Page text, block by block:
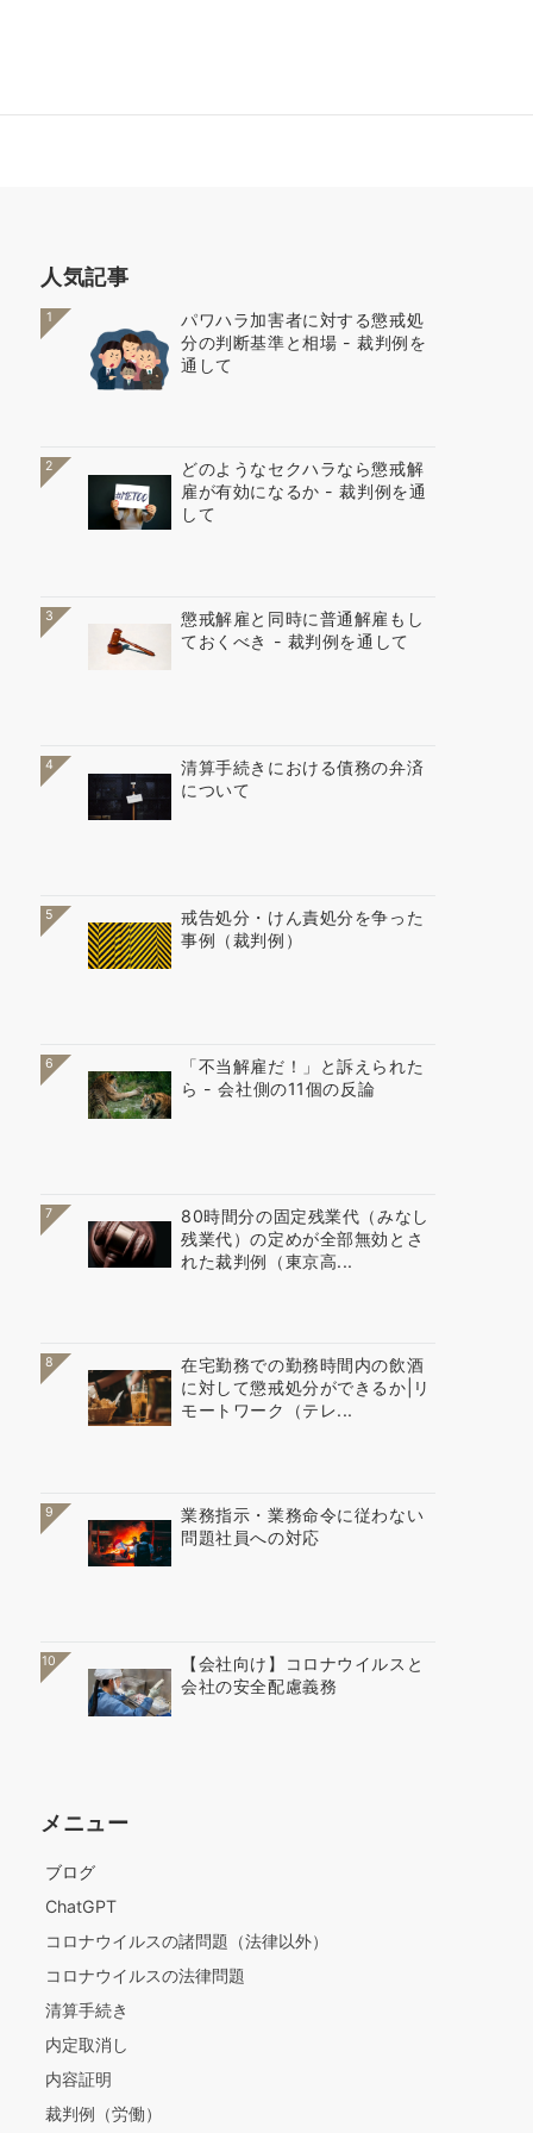
人気記事
1
パワハラ加害者に対する懲戒処
分の判断基準と相場 - 裁判例を
通して
2
どのようなセクハラなら懲戒解
雇が有効になるか - 裁判例を通
して
3
懲戒解雇と同時に普通解雇もし
ておくべき - 裁判例を通して
4
清算手続きにおける債務の弁済
について
5
戒告処分・けん責処分を争った
事例（裁判例）
6
「不当解雇だ！」と訴えられた
ら - 会社側の11個の反論
7
80時間分の固定残業代（みなし
残業代）の定めが全部無効とさ
れた裁判例（東京高...
8
在宅勤務での勤務時間内の飲酒
に対して懲戒処分ができるか|リ
モートワーク（テレ...
9
業務指示・業務命令に従わない
問題社員への対応
10
【会社向け】コロナウイルスと
会社の安全配慮義務
メニュー
ブログ
ChatGPT
コロナウイルスの諸問題（法律以外）
コロナウイルスの法律問題
清算手続き
内定取消し
内容証明
裁判例（労働）